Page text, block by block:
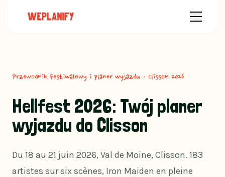
Przewodnik festiwalowy i planer wyjazdu · Clisson 2026
Hellfest 2026: Twój planer
wyjazdu do Clisson
Du 18 au 21 juin 2026, Val de Moine, Clisson. 183
artistes sur six scènes, Iron Maiden en pleine